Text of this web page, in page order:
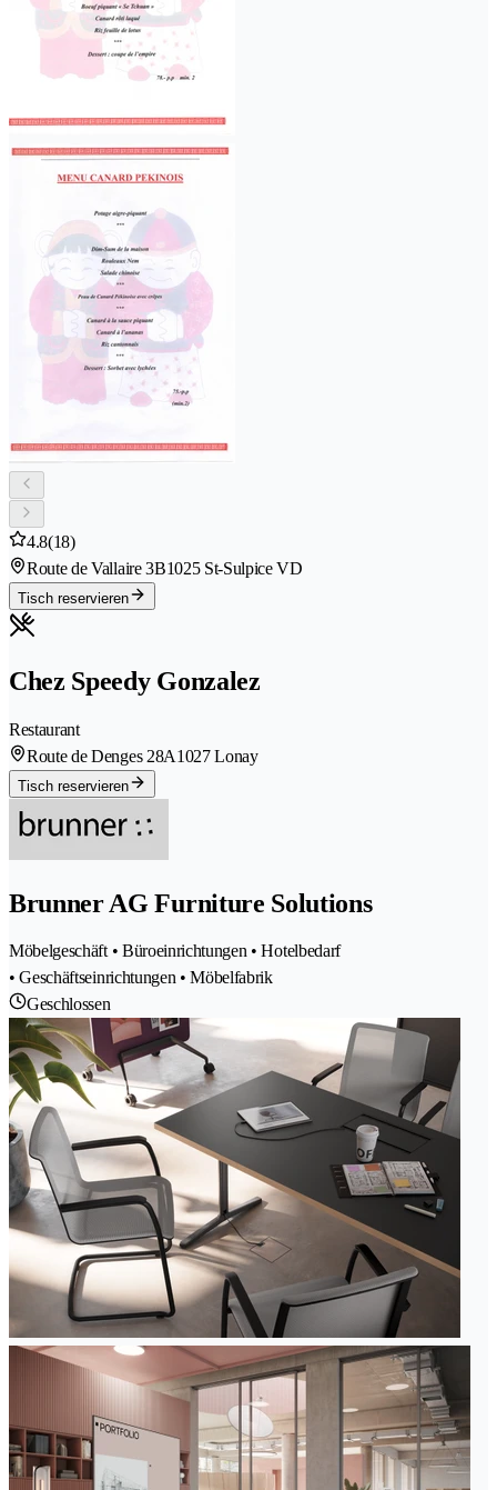
4.8(18)
Route de Vallaire 3B1025 St-Sulpice VD
Tisch reservieren
Chez Speedy Gonzalez
Restaurant
Route de Denges 28A1027 Lonay
Tisch reservieren
Brunner AG Furniture Solutions
Möbelgeschäft • Büroeinrichtungen • Hotelbedarf
• Geschäftseinrichtungen • Möbelfabrik
Geschlossen